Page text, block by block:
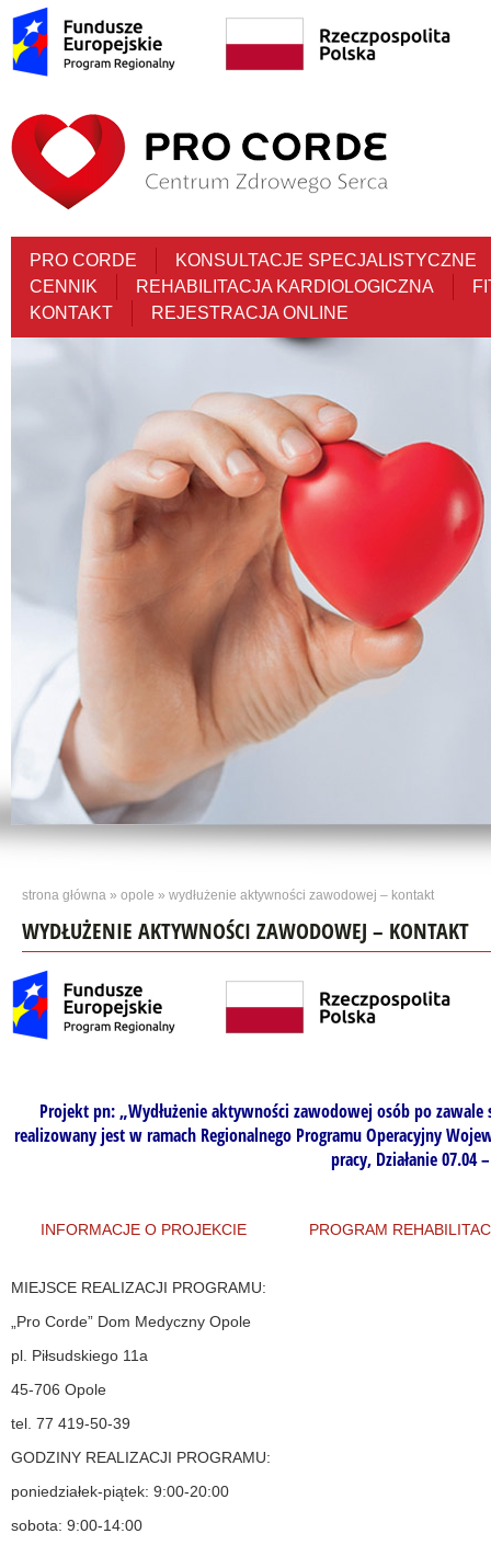
PRO CORDE
KONSULTACJE SPECJALISTYCZNE
CENNIK
REHABILITACJA KARDIOLOGICZNA
KONTAKT
REJESTRACJA ONLINE
strona główna » opole » wydłużenie aktywności zawodowej – kontakt
WYDŁUŻENIE AKTYWNOŚCI ZAWODOWEJ – KONTAKT
Projekt pn: „Wydłużenie aktywności zawodowej osób po
realizowany jest w ramach Regionalnego Programu Operacyjny
pracy, Działanie
INFORMACJE O PROJEKCIE PROGRAM
MIEJSCE REALIZACJI PROGRAMU:
„Pro Corde” Dom Medyczny Opole
pl. Piłsudskiego 11a
45-706 Opole
tel. 77 419-50-39
GODZINY REALIZACJI PROGRAMU:
poniedziałek-piątek: 9:00-20:00
sobota: 9:00-14:00